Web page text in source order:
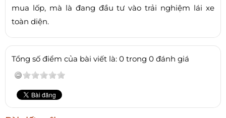
mua lốp, mà là đang đầu tư vào trải nghiệm lái xe
toàn diện.
Tổng số điểm của bài viết là: 0 trong 0 đánh giá